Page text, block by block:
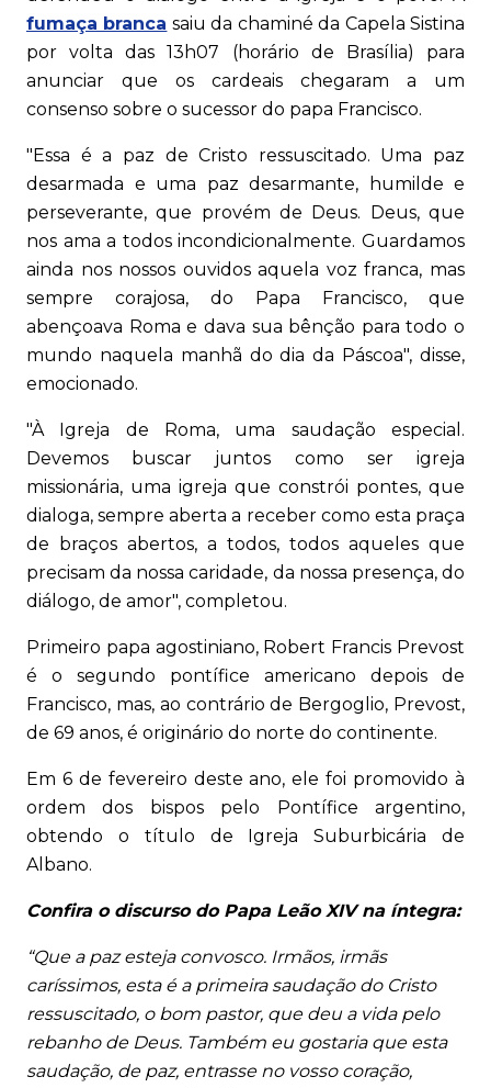
fumaça branca saiu da chaminé da Capela Sistina
por volta das 13h07 (horário de Brasília) para
anunciar que os cardeais chegaram a um
consenso sobre o sucessor do papa Francisco.
"Essa é a paz de Cristo ressuscitado. Uma paz
desarmada e uma paz desarmante, humilde e
perseverante, que provém de Deus. Deus, que
nos ama a todos incondicionalmente. Guardamos
ainda nos nossos ouvidos aquela voz franca, mas
sempre corajosa, do Papa Francisco, que
abençoava Roma e dava sua bênção para todo o
mundo naquela manhã do dia da Páscoa", disse,
emocionado.
"À Igreja de Roma, uma saudação especial.
Devemos buscar juntos como ser igreja
missionária, uma igreja que constrói pontes, que
dialoga, sempre aberta a receber como esta praça
de braços abertos, a todos, todos aqueles que
precisam da nossa caridade, da nossa presença, do
diálogo, de amor", completou.
Primeiro papa agostiniano, Robert Francis Prevost
é o segundo pontífice americano depois de
Francisco, mas, ao contrário de Bergoglio, Prevost,
de 69 anos, é originário do norte do continente.
Em 6 de fevereiro deste ano, ele foi promovido à
ordem dos bispos pelo Pontífice argentino,
obtendo o título de Igreja Suburbicária de
Albano.
Confira o discurso do Papa Leão XIV na íntegra:
“Que a paz esteja convosco. Irmãos, irmãs
caríssimos, esta é a primeira saudação do Cristo
ressuscitado, o bom pastor, que deu a vida pelo
rebanho de Deus. Também eu gostaria que esta
saudação, de paz, entrasse no vosso coração,